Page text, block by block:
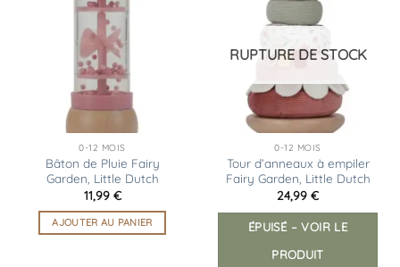
0-12 MOIS
Bâton de Pluie Fairy
Garden, Little Dutch
11,99 €
AJOUTER AU PANIER
RUPTURE DE STOCK
0-12 MOIS
Tour d’anneaux à empiler
Fairy Garden, Little Dutch
24,99 €
ÉPUISÉ – VOIR LE
PRODUIT